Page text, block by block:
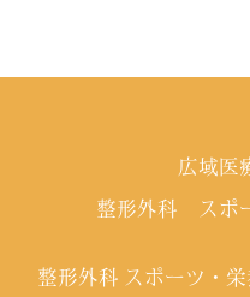
広域医
整形外科 スポ
整形外科 スポーツ・